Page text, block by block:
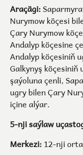
Araçägi:
Nurymow köçesi
Çary Nurymow
Andalyp köçesine
Andalyp köçesiniň
Galkynyş
şaýoluna çenli,
ugry bilen Çary
içine alýar.
5-nji saýlaw
Merkezi:12-nji